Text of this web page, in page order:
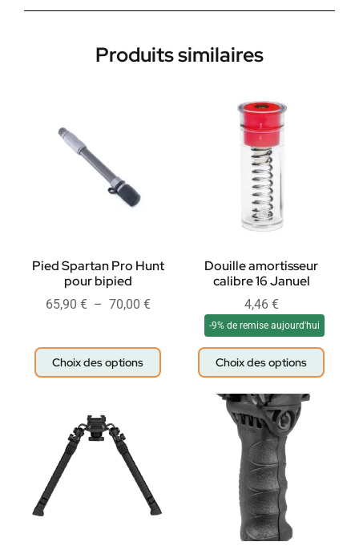
Produits similaires
Pied Spartan Pro Hunt
pour bipied
65,90 € – 70,00 €
Choix des options
Douille amortisseur
calibre 16 Januel
4,46 €
-9% de remise aujourd'hui
Choix des options